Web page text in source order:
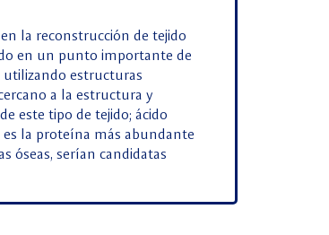
la reconstrucción de tejido
en un punto importante de
utilizando estructuras
a la estructura y
este tipo de tejido; ácido
la proteína más abundante
óseas, serían candidatas